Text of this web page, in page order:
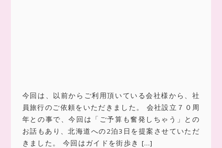
今回は、以前からご利用頂いている会社様から、社
員旅行のご依頼をいただきました。 会社設立７０周
年との事で、今回は「ご予算も奮発しちゃう」との
お話もあり、北海道への2泊3日を提案させていただ
きました。 今回はガイドを街歩き […]